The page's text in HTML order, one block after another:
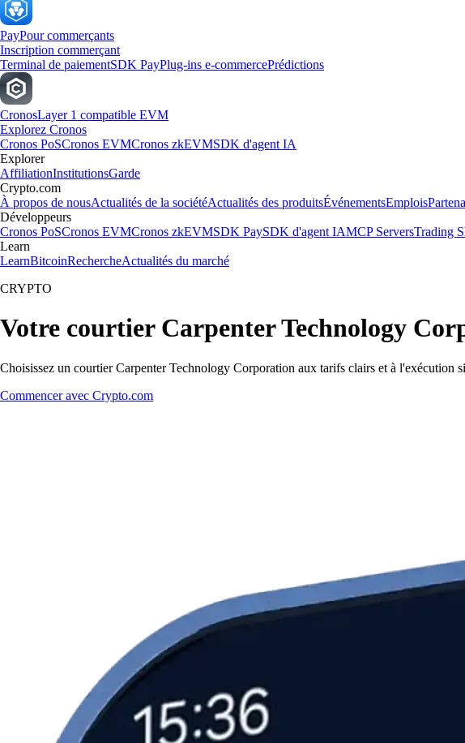
PayPour commerçants
Inscription commerçant
Terminal de paiementSDK PayPlug-ins e-commercePrédictions
CronosLayer 1 compatible EVM
Explorez Cronos
Cronos PoSCronos EVMCronos zkEVMSDK d'agent IA
Explorer
AffiliationInstitutionsGarde
Crypto.com
À propos de nousActualités de la sociétéActualités des produitsÉvénementsEmplois
Développeurs
Cronos PoSCronos EVMCronos zkEVMSDK PaySDK d'agent IAMCP ServersTrading
Learn
LearnBitcoinRechercheActualités du marché
CRYPTO
Votre courtier Carpenter Technology
Choisissez un courtier Carpenter Technology Corporation aux tarifs clairs et à
Commencer avec Crypto.com